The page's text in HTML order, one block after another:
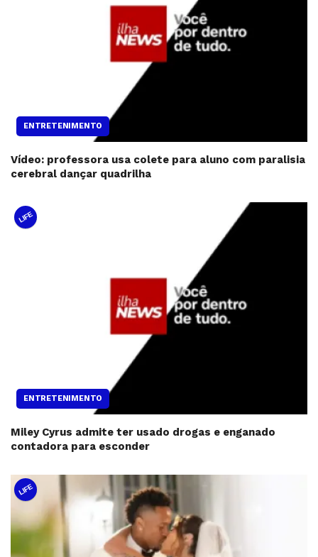
ENTRETENIMENTO
Vídeo: professora usa colete para aluno com paralisia
cerebral dançar quadrilha
LIFE
ENTRETENIMENTO
Miley Cyrus admite ter usado drogas e enganado
contadora para esconder
LIFE